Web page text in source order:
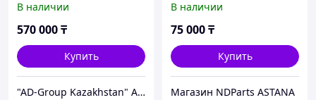
оригинал
В наличии
570 000₸
Купить
"AD-Group Kazakhstan" Автомобильные топливные системы. ТНВД, форсунки, бензонасосы, датчики, прочее.
54650N9200
В наличии
75 000₸
Купить
Магазин NDParts ASTANA